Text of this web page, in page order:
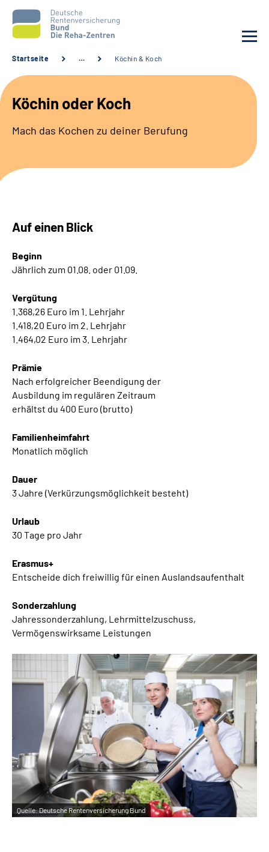
Aktuelles
Unsere Kliniken
Gebärdensprache
Leichte Sprache
Startseite … Köchin & Koch
Köchin oder Koch
Mach das Kochen zu deiner Berufung
Auf einen Blick
Beginn
Jährlich zum 01.08. oder 01.09.
Vergütung
1.368,26 Euro im 1. Lehrjahr
1.418,20 Euro im 2. Lehrjahr
1.464,02 Euro im 3. Lehrjahr
Prämie
Nach erfolgreicher Beendigung der
Ausbildung im regulären Zeitraum
erhältst du 400 Euro (brutto)
Familienheimfahrt
Monatlich möglich
Dauer
3 Jahre (Verkürzungsmöglichkeit besteht)
Urlaub
30 Tage pro Jahr
Erasmus+
Entscheide dich freiwillig für einen Auslandsaufenthalt
Sonderzahlung
Jahressonderzahlung, Lehrmittelzuschuss,
Vermögenswirksame Leistungen
Quelle:Deutsche Rentenversicherung Bund